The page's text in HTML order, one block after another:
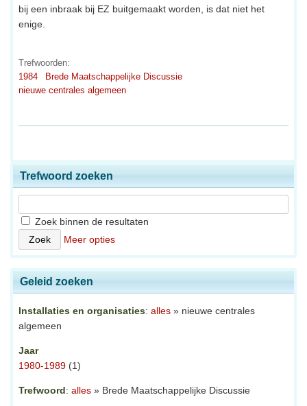
bij een inbraak bij EZ buitgemaakt worden, is dat niet het
enige.
Trefwoorden:
1984
Brede Maatschappelijke Discussie
nieuwe centrales algemeen
Trefwoord zoeken
Zoek binnen de resultaten
Meer opties
Geleid zoeken
Installaties en organisaties: alles » nieuwe centrales
algemeen
Jaar
1980-1989 (1)
Trefwoord: alles » Brede Maatschappelijke Discussie